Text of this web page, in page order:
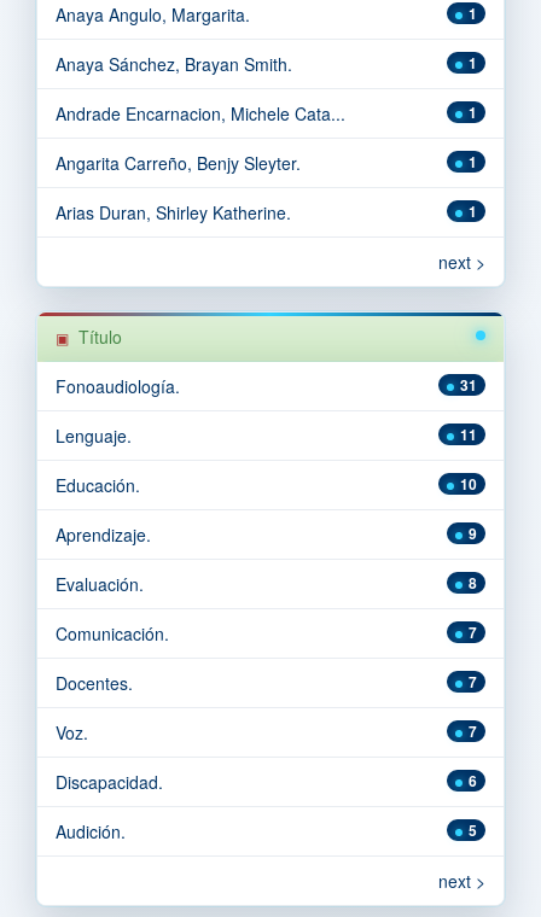
1
Anaya Angulo, Margarita.
1
Anaya Sánchez, Brayan Smith.
1
Andrade Encarnacion, Michele Cata...
1
Angarita Carreño, Benjy Sleyter.
1
Arias Duran, Shirley Katherine.
next >
Título
31
Fonoaudiología.
11
Lenguaje.
10
Educación.
9
Aprendizaje.
8
Evaluación.
7
Comunicación.
7
Docentes.
7
Voz.
6
Discapacidad.
5
Audición.
next >